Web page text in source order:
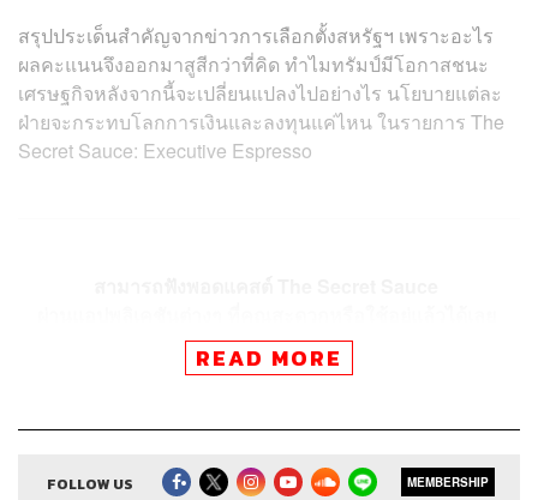
สรุปประเด็นสำคัญจากข่าวการเลือกตั้งสหรัฐฯ เพราะอะไร
ผลคะแนนจึงออกมาสูสีกว่าที่คิด ทำไมทรัมป์มีโอกาสชนะ
เศรษฐกิจหลังจากนี้จะเปลี่ยนแปลงไปอย่างไร นโยบายแต่ละ
ฝ่ายจะกระทบโลกการเงินและลงทุนแค่ไหน ในรายการ The
Secret Sauce: Executive Espresso
READ MORE
FOLLOW US MEMBERSHIP